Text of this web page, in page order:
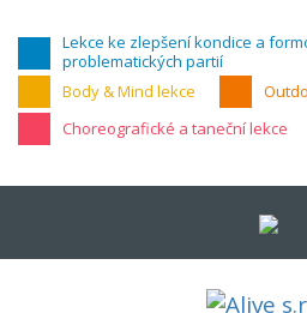
Lekce ke zlepšení kondice a
problematických partií
Body & Mind lekce
Choreografické a taneční lekce